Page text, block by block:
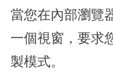
當您在內部瀏覽
一個視窗，要求
製模式。